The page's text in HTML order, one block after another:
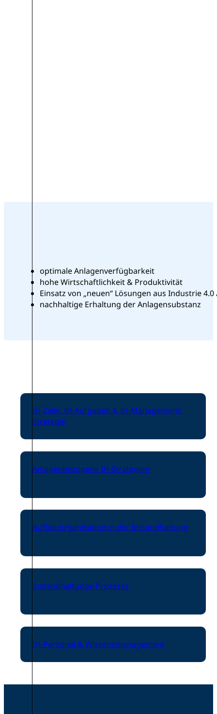
optimale Anlagenverfügbarkeit
hohe Wirtschaftlichkeit & Produktivität
Einsatz von „neuen“ Lösungen aus Industrie
nachhaltige Erhaltung der Anlagensubstanz
IH-Ziele, IH-Aufgaben & IH-Management-
Strategie
Anlagenbezogene IH-Strategien
Aufbauorganisation in der Instandhaltung
Instandhaltungs-Prozesse
IH-Personal & Wissensmanagement